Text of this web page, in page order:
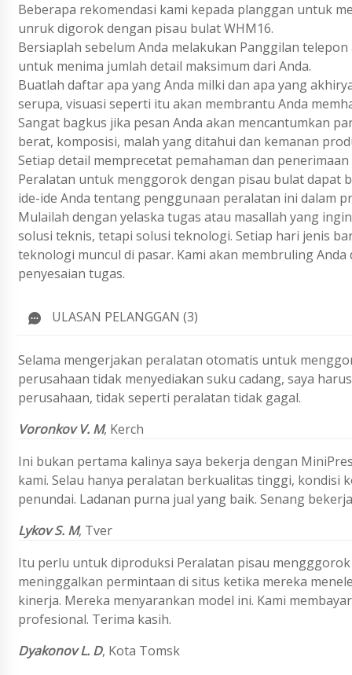
Beberapa rekomendasi kami kepada planggan untuk
unruk digorok dengan pisau bulat WHM16.
Bersiaplah sebelum Anda melakukan Panggilan
untuk menima jumlah detail maksimum dari Anda.
Buatlah daftar apa yang Anda milki dan apa yang
serupa, visuasi seperti itu akan membrantu Anda
Sangat bagkus jika pesan Anda akan mencantumkan
berat, komposisi, malah yang ditahui dan kemanan
Setiap detail memprecetat pemahaman dan
Peralatan untuk menggorok dengan pisau bulat dapat
ide-ide Anda tentang penggunaan peralatan ini dalam
Mulailah dengan yelaska tugas atau masallah yang
solusi teknis, tetapi solusi teknologi. Setiap hari jenis
teknologi muncul di pasar. Kami akan membruling
penyesaian tugas.
ULASAN PELANGGAN (3)
Selama mengerjakan peralatan otomatis untuk
perusahaan tidak menyediakan suku cadang, saya
perusahaan, tidak seperti peralatan tidak gagal.
Voronkov V. M, Kerch
Ini bukan pertama kalinya saya bekerja dengan
kami. Selau hanya peralatan berkualitas tinggi,
penundai. Ladanan purna jual yang baik. Senang
Lykov S. M, Tver
Itu perlu untuk diproduksi Peralatan pisau
meninggalkan permintaan di situs ketika mereka
kinerja. Mereka menyarankan model ini. Kami
profesional. Terima kasih.
Dyakonov L. D, Kota Tomsk